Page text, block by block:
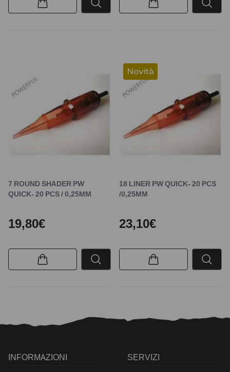
7 ROUND SHADER PW
QUICK- 20 PCS / 0,25MM
19,80€
Novità
18 LINER PW QUICK- 20 PCS
/0,25MM
23,10€
INFORMAZIONI
SERVIZI